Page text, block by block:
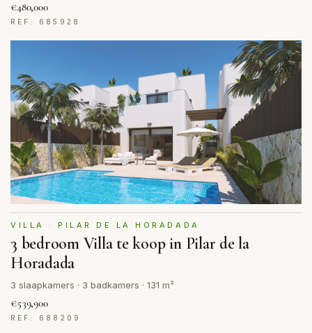
€480,000
REF: 685928
VILLA · PILAR DE LA HORADADA
3 bedroom Villa te koop in Pilar de la
Horadada
3 slaapkamers · 3 badkamers · 131 m²
€539,900
REF: 688209